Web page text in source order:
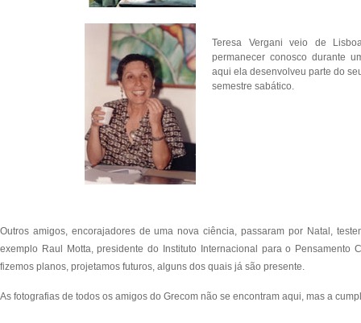
Teresa Vergani veio de
permanecer conosco durante
aqui ela desenvolveu parte do
semestre sabático.
Outros amigos, encorajadores de uma nova ciência, passaram por Natal,
exemplo Raul Motta, presidente do Instituto Internacional para o
fizemos planos, projetamos futuros, alguns dos quais já são presente.
As fotografias de todos os amigos do Grecom não se encontram aqui, mas a